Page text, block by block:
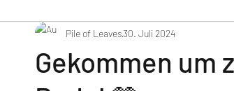
Prüfungen & Termine
Gekommen um
Pile of Leaves30. Juli 2024